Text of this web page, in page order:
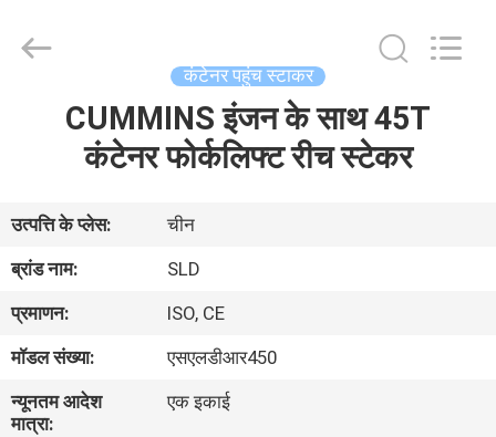
हमारे
बारे
कारखाना
कंटेनर पहुंच स्टाकर
CUMMINS इंजन के साथ 45T
कंटेनर फोर्कलिफ्ट रीच स्टेकर
उत्पत्ति के प्लेस:
चीन
ब्रांड नाम:
SLD
प्रमाणन:
ISO, CE
मॉडल संख्या:
एसएलडीआर450
न्यूनतम आदेश
मात्रा:
एक इकाई